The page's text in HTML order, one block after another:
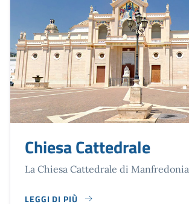
Chiesa Cattedrale
La Chiesa Cattedrale di Manfredonia
LEGGI DI PIÙ